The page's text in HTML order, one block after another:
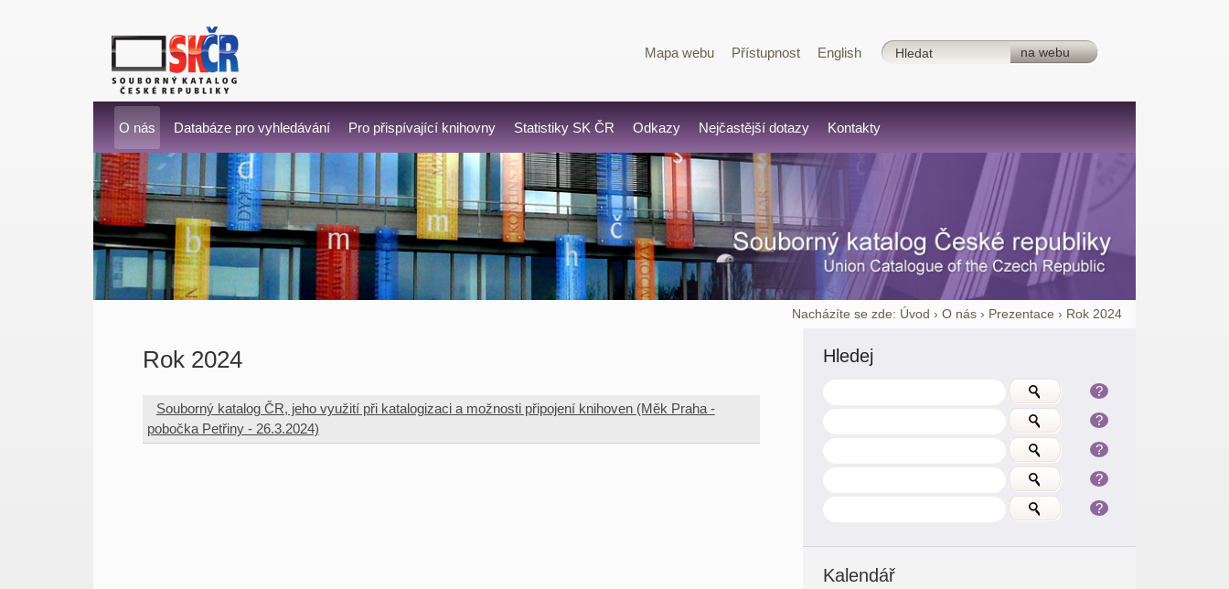
Mapa webu Přístupnost English
O nás Databáze pro vyhledávání Pro přispívající knihovny Statistiky SK ČR Odkazy Nejčastější dotazy Kontakty
Nacházíte se zde: Úvod ›O nás › Prezentace › Rok 2024
Rok 2024
Souborný katalog ČR, jeho využití při katalogizaci a možnosti připojení knihoven (Měk Praha -
pobočka Petřiny - 26.3.2024)
Hledej
?
?
?
?
?
Kalendář